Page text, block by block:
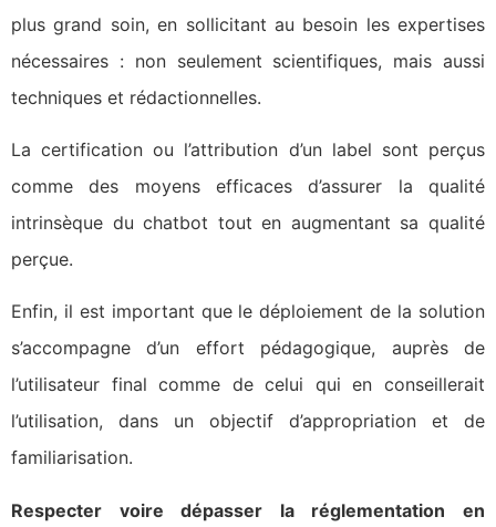
plus grand soin, en sollicitant au besoin les expertises
nécessaires : non seulement scientifiques, mais aussi
techniques et rédactionnelles.
La certification ou l’attribution d’un label sont perçus
comme des moyens efficaces d’assurer la qualité
intrinsèque du chatbot tout en augmentant sa qualité
perçue.
Enfin, il est important que le déploiement de la solution
s’accompagne d’un effort pédagogique, auprès de
l’utilisateur final comme de celui qui en conseillerait
l’utilisation, dans un objectif d’appropriation et de
familiarisation.
Respecter voire dépasser la réglementation en